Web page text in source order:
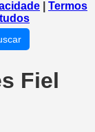
Termos
Fiel